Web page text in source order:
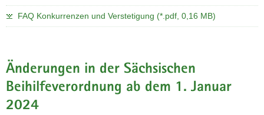
FAQ Konkurrenzen und Verstetigung (*.pdf, 0,16 MB)
Änderungen in der Sächsischen
Beihilfeverordnung ab dem 1. Januar
2024